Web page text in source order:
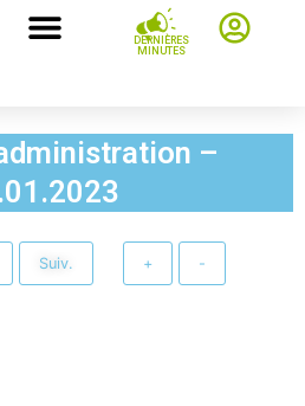
DERNIÈRES
MINUTES
–
Suiv. + -